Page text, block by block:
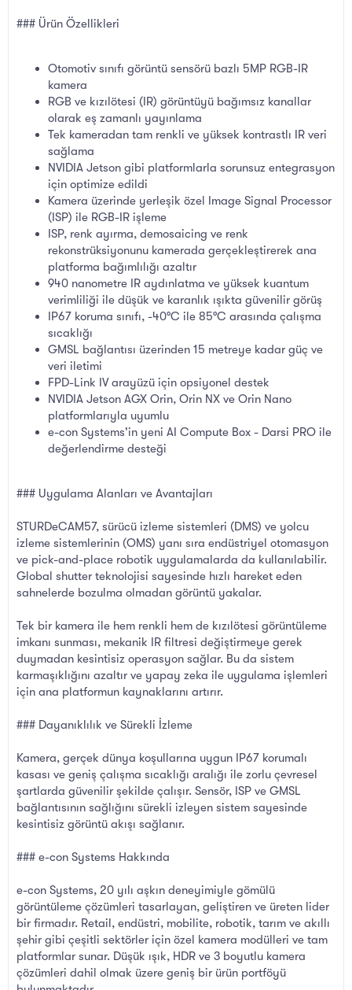
### Ürün Özellikleri
Otomotiv sınıfı görüntü sensörü bazlı 5MP RGB-IR
kamera
RGB ve kızılötesi (IR) görüntüyü bağımsız kanallar
olarak eş zamanlı yayınlama
Tek kameradan tam renkli ve yüksek kontrastlı IR veri
sağlama
NVIDIA Jetson gibi platformlarla sorunsuz entegrasyon
için optimize edildi
Kamera üzerinde yerleşik özel Image Signal Processor
(ISP) ile RGB-IR işleme
ISP, renk ayırma, demosaicing ve renk
rekonstrüksiyonunu kamerada gerçekleştirerek ana
platforma bağımlılığı azaltır
940 nanometre IR aydınlatma ve yüksek kuantum
verimliliği ile düşük ve karanlık ışıkta güvenilir görüş
IP67 koruma sınıfı, -40°C ile 85°C arasında çalışma
sıcaklığı
GMSL bağlantısı üzerinden 15 metreye kadar güç ve
veri iletimi
FPD-Link IV arayüzü için opsiyonel destek
NVIDIA Jetson AGX Orin, Orin NX ve Orin Nano
platformlarıyla uyumlu
e-con Systems'in yeni AI Compute Box - Darsi PRO ile
değerlendirme desteği
### Uygulama Alanları ve Avantajları
STURDeCAM57, sürücü izleme sistemleri (DMS) ve yolcu
izleme sistemlerinin (OMS) yanı sıra endüstriyel otomasyon
ve pick-and-place robotik uygulamalarda da kullanılabilir.
Global shutter teknolojisi sayesinde hızlı hareket eden
sahnelerde bozulma olmadan görüntü yakalar.
Tek bir kamera ile hem renkli hem de kızılötesi görüntüleme
imkanı sunması, mekanik IR filtresi değiştirmeye gerek
duymadan kesintisiz operasyon sağlar. Bu da sistem
karmaşıklığını azaltır ve yapay zeka ile uygulama işlemleri
için ana platformun kaynaklarını artırır.
### Dayanıklılık ve Sürekli İzleme
Kamera, gerçek dünya koşullarına uygun IP67 korumalı
kasası ve geniş çalışma sıcaklığı aralığı ile zorlu çevresel
şartlarda güvenilir şekilde çalışır. Sensör, ISP ve GMSL
bağlantısının sağlığını sürekli izleyen sistem sayesinde
kesintisiz görüntü akışı sağlanır.
### e-con Systems Hakkında
e-con Systems, 20 yılı aşkın deneyimiyle gömülü
görüntüleme çözümleri tasarlayan, geliştiren ve üreten lider
bir firmadır. Retail, endüstri, mobilite, robotik, tarım ve akıllı
şehir gibi çeşitli sektörler için özel kamera modülleri ve tam
platformlar sunar. Düşük ışık, HDR ve 3 boyutlu kamera
çözümleri dahil olmak üzere geniş bir ürün portföyü